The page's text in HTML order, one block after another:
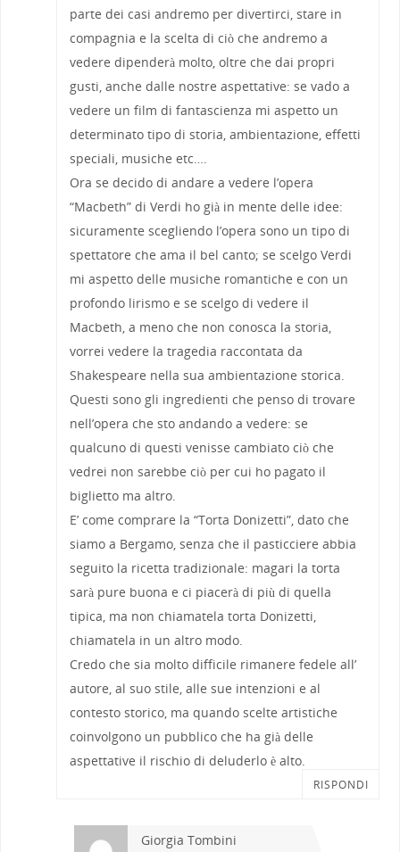
parte dei casi andremo per divertirci, stare in
compagnia e la scelta di ciò che andremo a
vedere dipenderà molto, oltre che dai propri
gusti, anche dalle nostre aspettative: se vado a
vedere un film di fantascienza mi aspetto un
determinato tipo di storia, ambientazione, effetti
speciali, musiche etc….
Ora se decido di andare a vedere l’opera
“Macbeth” di Verdi ho già in mente delle idee:
sicuramente scegliendo l’opera sono un tipo di
spettatore che ama il bel canto; se scelgo Verdi
mi aspetto delle musiche romantiche e con un
profondo lirismo e se scelgo di vedere il
Macbeth, a meno che non conosca la storia,
vorrei vedere la tragedia raccontata da
Shakespeare nella sua ambientazione storica.
Questi sono gli ingredienti che penso di trovare
nell’opera che sto andando a vedere: se
qualcuno di questi venisse cambiato ciò che
vedrei non sarebbe ciò per cui ho pagato il
biglietto ma altro.
E’ come comprare la “Torta Donizetti”, dato che
siamo a Bergamo, senza che il pasticciere abbia
seguito la ricetta tradizionale: magari la torta
sarà pure buona e ci piacerà di più di quella
tipica, ma non chiamatela torta Donizetti,
chiamatela in un altro modo.
Credo che sia molto difficile rimanere fedele all’
autore, al suo stile, alle sue intenzioni e al
contesto storico, ma quando scelte artistiche
coinvolgono un pubblico che ha già delle
aspettative il rischio di deluderlo è alto.
RISPONDI
Giorgia Tombini